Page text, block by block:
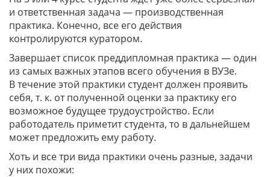
и ответственная задача — производственная
практика. Конечно, все его действия
контролируются куратором.
Завершает список преддипломная практика — один
из самых важных этапов всего обучения в ВУЗе.
В течение этой практики студент должен проявить
себя, т. к. от полученной оценки за практику его
возможное будущее трудоустройство. Если
работодатель приметит студента, то в дальнейшем
может предложить ему работу.
Хоть и все три вида практики очень разные, задачи
у них похожи: